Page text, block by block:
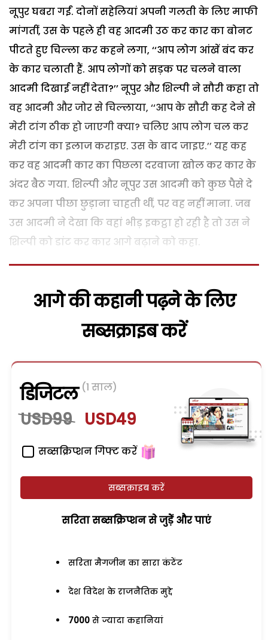
नूपुर घबरा गईं. दोनों सहेलियां अपनी गलती के लिए माफी
मांगतीं, उस के पहले ही वह आदमी उठ कर कार का बोनट
पीटते हुए चिल्ला कर कहने लगा, ‘‘आप लोग आंखें बंद कर
के कार चलाती हैं. आप लोगों को सड़क पर चलने वाला
आदमी दिखाई नहीं देता?’’ नूपुर और शिल्पी ने सौरी कहा तो
वह आदमी और जोर से चिल्लाया, ‘‘आप के सौरी कह देने से
मेरी टांग ठीक हो जाएगी क्या? चलिए आप लोग चल कर
मेरी टांग का इलाज कराइए. उस के बाद जाइए.’’ यह कह
कर वह आदमी कार का पिछला दरवाजा खोल कर कार के
अंदर बैठ गया. शिल्पी और नूपुर उस आदमी को कुछ पैसे दे
कर अपना पीछा छुड़ाना चाहती थीं, पर वह नहीं माना. जब
उस आदमी ने देखा कि वहां भीड़ इकट्ठा हो रही है तो उस ने
शिल्पी को डांट कर कार आगे बढ़ाने को कहा.
आगे की कहानी पढ़ने के लिए
सब्सक्राइब करें
डिजिटल (1 साल)
USD99 USD49
सब्सक्रिप्शन गिफ्ट करें
सब्सक्राइब करें
सरिता सब्सक्रिप्शन से जुड़ेें और पाएं
सरिता मैगजीन का सारा कंटेंट
देश विदेश के राजनैतिक मुद्दे
7000 से ज्यादा कहानियां